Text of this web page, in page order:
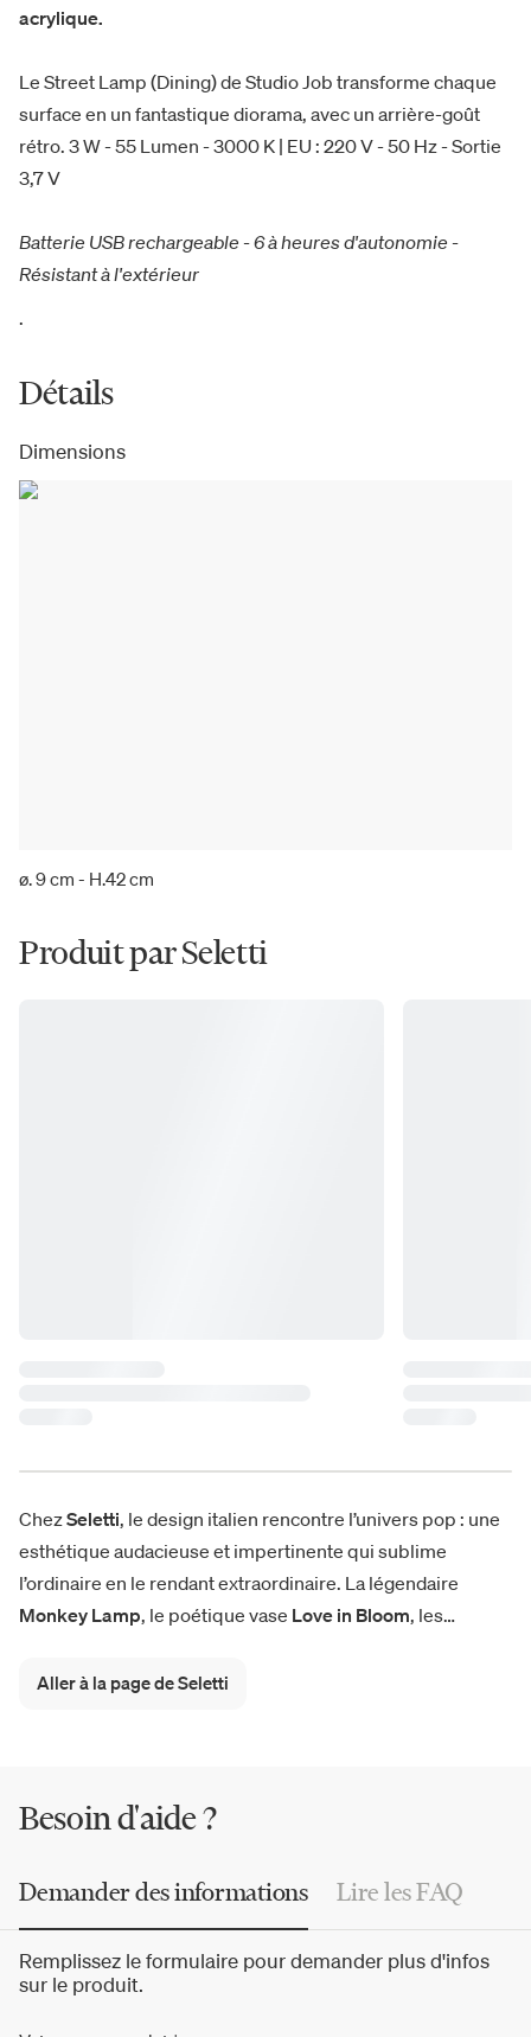
acrylique.
Le Street Lamp (Dining) de Studio Job transforme chaque
surface en un fantastique diorama, avec un arrière-goût
rétro. 3 W - 55 Lumen - 3000 K | EU : 220 V - 50 Hz - Sortie
3,7 V
Batterie USB rechargeable - 6 à heures d'autonomie -
Résistant à l'extérieur
.
Détails
Dimensions
ø. 9 cm - H.42 cm
Produit par Seletti
ChezSeletti, le design italien rencontre l’univers pop : une
esthétique audacieuse et impertinente qui sublime
l’ordinaire en le rendant extraordinaire. La légendaire
Monkey Lamp, le poétique vase Love in Bloom, les
série de miroirssinguliers, ont redéfini les codes du
imagination aux intérieurs contemporains.
Aller à la page de Seletti
Besoin d'aide ?
Demander des informations Lire les FAQ
Remplissez le formulaire pour demander plus d'infos
sur le produit.